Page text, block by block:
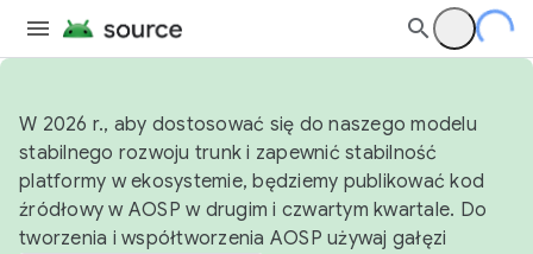
W 2026 r., aby dostosować się do naszego modelu
stabilnego rozwoju trunk i zapewnić stabilność
platformy w ekosystemie, będziemy publikować kod
źródłowy w AOSP w drugim i czwartym kwartale. Do
tworzenia i współtworzenia AOSP używaj gałęzi